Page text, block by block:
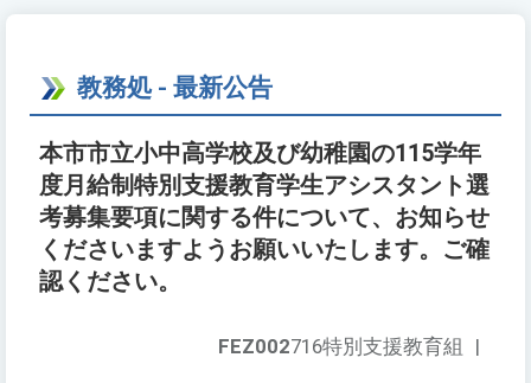
教務処 - 最新公告
本市市立小中高学校及び幼稚園の115学年
度月給制特別支援教育学生アシスタント選
考募集要項に関する件について、お知らせ
くださいますようお願いいたします。ご確
認ください。
FEZ002716特別支援教育組 |